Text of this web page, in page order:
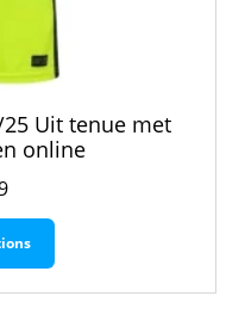
Uit tenue met
online
Dit